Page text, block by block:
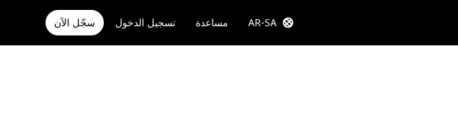
AR-SA مساعدة تسجيل الدخول سجّل الآن